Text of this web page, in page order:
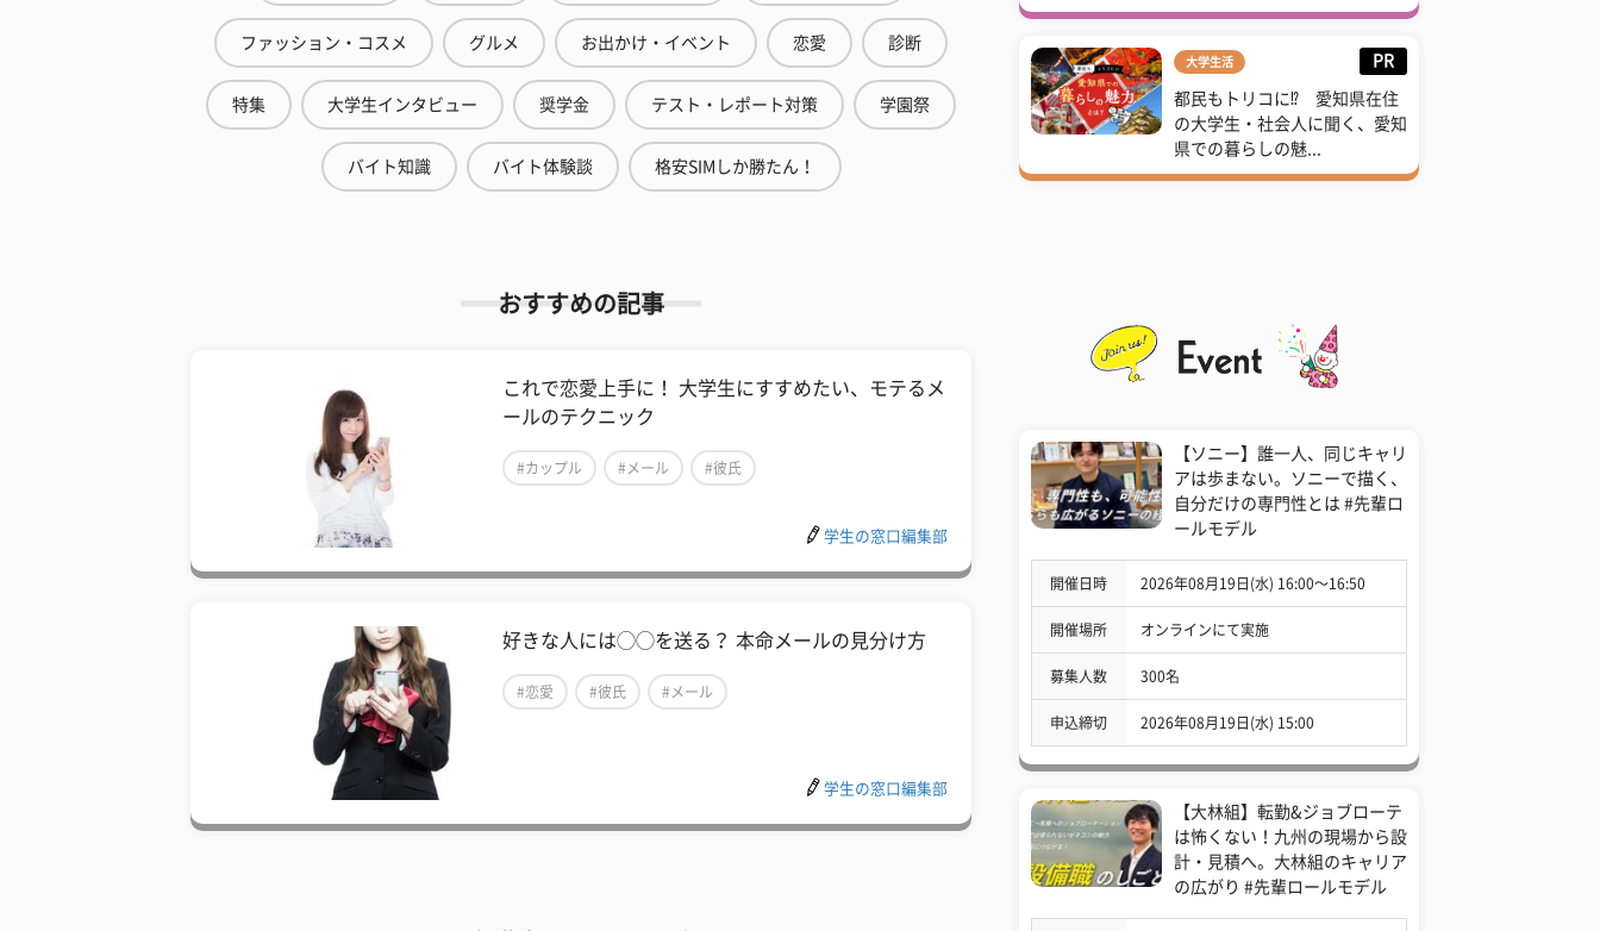
ファッション・コスメ グルメ お出かけ・イベント 恋愛 診断
特集 大学生インタビュー 奨学金 テスト・レポート対策 学園祭
バイト知識 バイト体験談 格安SIMしか勝たん！
おすすめの記事
これで恋愛上手に！ 大学生にすすめたい、モテるメ
ールのテクニック
#カップル #メール #彼氏
学生の窓口編集部
好きな人には◯◯を送る？ 本命メールの見分け方
#恋愛 #彼氏 #メール
学生の窓口編集部
大学生活 PR
都民もトリコに⁉ 愛知県在住
の大学生・社会人に聞く、愛知
県での暮らしの魅...
【ソニー】誰一人、同じキャリ
アは歩まない。ソニーで描く、
自分だけの専門性とは #先輩ロ
ールモデル
開催日時 2026年08月19日(水) 16:00〜16:50
開催場所 オンラインにて実施
募集人数 300名
申込締切 2026年08月19日(水) 15:00
【大林組】転勤&ジョブローテ
は怖くない！九州の現場から設
計・見積へ。大林組のキャリア
の広がり #先輩ロールモデル